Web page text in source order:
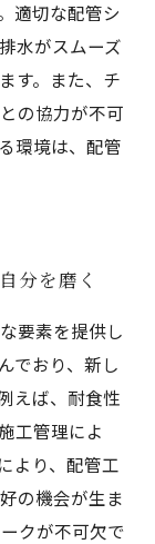
適切な配管シ
水がスムーズ
す。また、チ
の協力が不可
環境は、配管
分を磨く
要素を提供し
でおり、新し
えば、耐食性
工管理によ
より、配管工
の機会が生ま
クが不可欠で